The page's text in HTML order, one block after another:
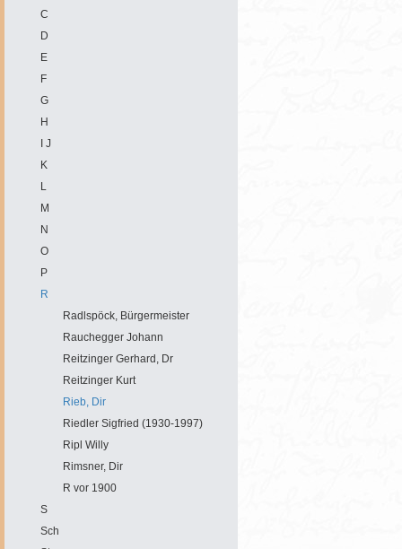
C
D
E
F
G
H
I J
K
L
M
N
O
P
R
Radlspöck, Bürgermeister
Rauchegger Johann
Reitzinger Gerhard, Dr
Reitzinger Kurt
Rieb, Dir
Riedler Sigfried (1930-1997)
Ripl Willy
Rimsner, Dir
R vor 1900
S
Sch